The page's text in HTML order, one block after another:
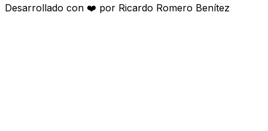
Desarrollado con ❤️ por Ricardo Romero Benítez